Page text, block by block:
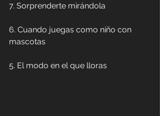
7. Sorprenderte mirándola
6. Cuando juegas como niño con
mascotas
5. El modo en el que lloras